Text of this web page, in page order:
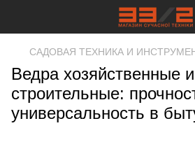
САДОВАЯ ТЕХНИКА И
Ведра хозяйственные и
строительные:
универсальность в